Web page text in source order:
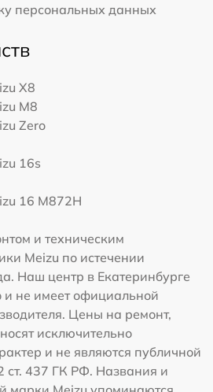
персональных данных
X8
M8
Zero
16s
16 M872H
и техническим
Meizu по истечении
Наш центр в Екатеринбурге
и не имеет официальной
Цены на ремонт,
исключительно
и не являются публичной
ст. 437 ГК РФ. Названия и